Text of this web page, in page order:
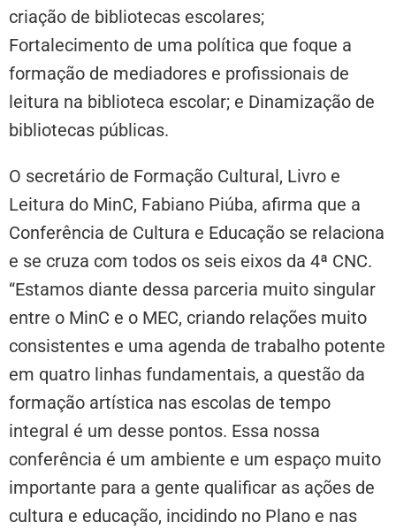
criação de bibliotecas escolares;
Fortalecimento de uma política que foque a
formação de mediadores e profissionais de
leitura na biblioteca escolar; e Dinamização de
bibliotecas públicas.
O secretário de Formação Cultural, Livro e
Leitura do MinC, Fabiano Piúba, afirma que a
Conferência de Cultura e Educação se relaciona
e se cruza com todos os seis eixos da 4ª CNC.
“Estamos diante dessa parceria muito singular
entre o MinC e o MEC, criando relações muito
consistentes e uma agenda de trabalho potente
em quatro linhas fundamentais, a questão da
formação artística nas escolas de tempo
integral é um desse pontos. Essa nossa
conferência é um ambiente e um espaço muito
importante para a gente qualificar as ações de
cultura e educação, incidindo no Plano e nas